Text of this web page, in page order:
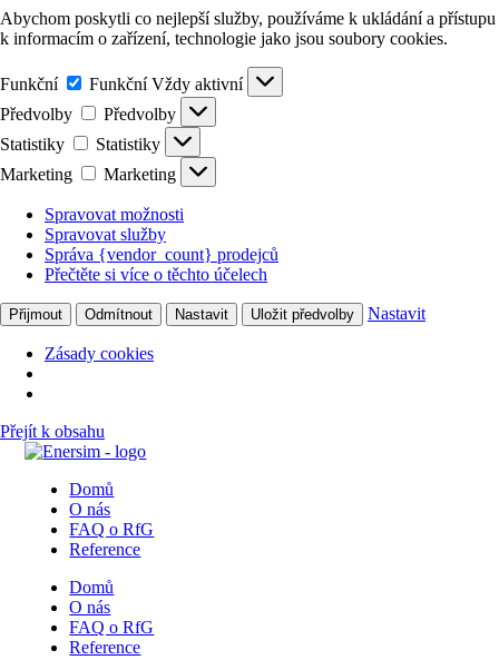
Abychom poskytli co nejlepší služby, používáme k ukládání a přístupu
k informacím o zařízení, technologie jako jsou soubory cookies.
Funkční Funkční Vždy aktivní
Předvolby
Předvolby
Statistiky
Statistiky
Marketing
Marketing
Spravovat možnosti
Spravovat služby
Správa {vendor_count} prodejců
Přečtěte si více o těchto účelech
Přijmout Odmítnout Nastavit Uložit předvolby Nastavit
Zásady cookies
Přejít k obsahu
Domů
O nás
FAQ o RfG
Reference
Domů
O nás
FAQ o RfG
Reference